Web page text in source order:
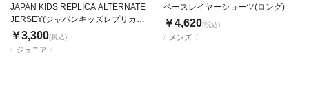
ジュニア
JAPAN KIDS REPLICA ALTERNATE
JERSEY(ジャパンキッズレプリカオ
ルタネートジャージ)
￥3,300(税込) メンズ
ベースレイヤーショーツ(ロング)
￥4,620(税込)